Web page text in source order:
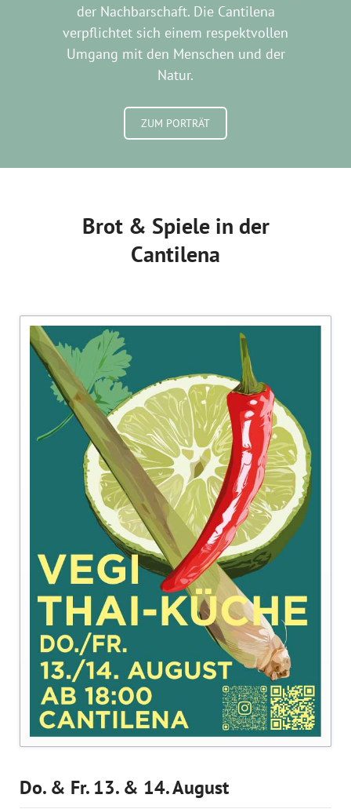
der Nachbarschaft. Die Cantilena
verpflichtet sich einem respektvollen
Umgang mit den Menschen und der
Natur.
ZUM PORTRÄT
Brot & Spiele in der
Cantilena
Do. & Fr. 13. & 14. August